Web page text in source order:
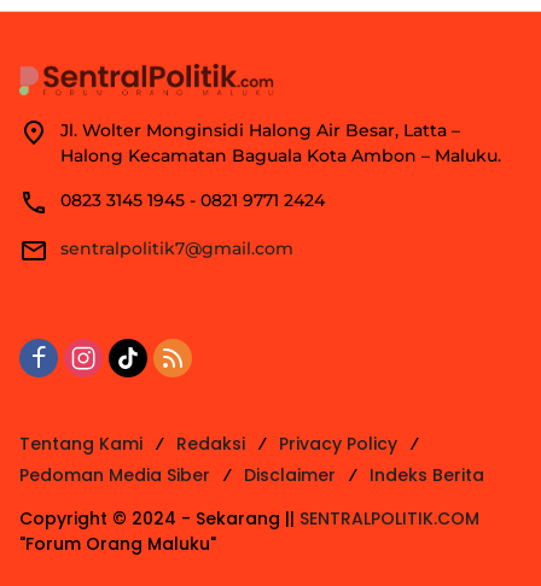
Jl. Wolter Monginsidi Halong Air Besar, Latta –
Halong Kecamatan Baguala Kota Ambon – Maluku.
0823 3145 1945 - 0821 9771 2424
sentralpolitik7@gmail.com
Tentang Kami Redaksi
Privacy Policy
Pedoman Media Siber
Disclaimer
Indeks Berita
Copyright © 2024 - Sekarang || SENTRALPOLITIK.COM
"Forum Orang Maluku"